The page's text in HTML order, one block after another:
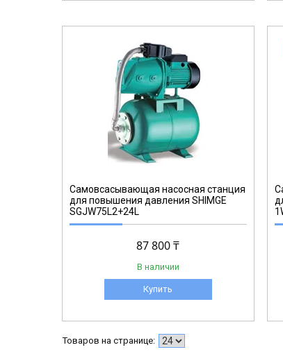
Самовсасывающая насосная станция
для повышения давления SHIMGE
SGJW75L2+24L
87 800 ₸
В наличии
Купить